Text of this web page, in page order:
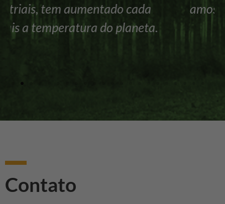
amostras que vêm da perfuração
de uma geleira.
Contato